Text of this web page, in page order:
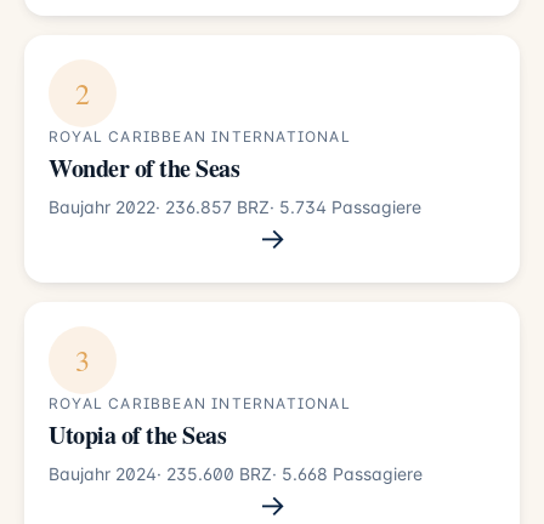
2
ROYAL CARIBBEAN INTERNATIONAL
Wonder of the Seas
Baujahr 2022· 236.857 BRZ· 5.734 Passagiere
→
3
ROYAL CARIBBEAN INTERNATIONAL
Utopia of the Seas
Baujahr 2024· 235.600 BRZ· 5.668 Passagiere
→